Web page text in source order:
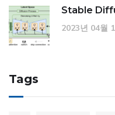
Stable
2023년 04월
Tags